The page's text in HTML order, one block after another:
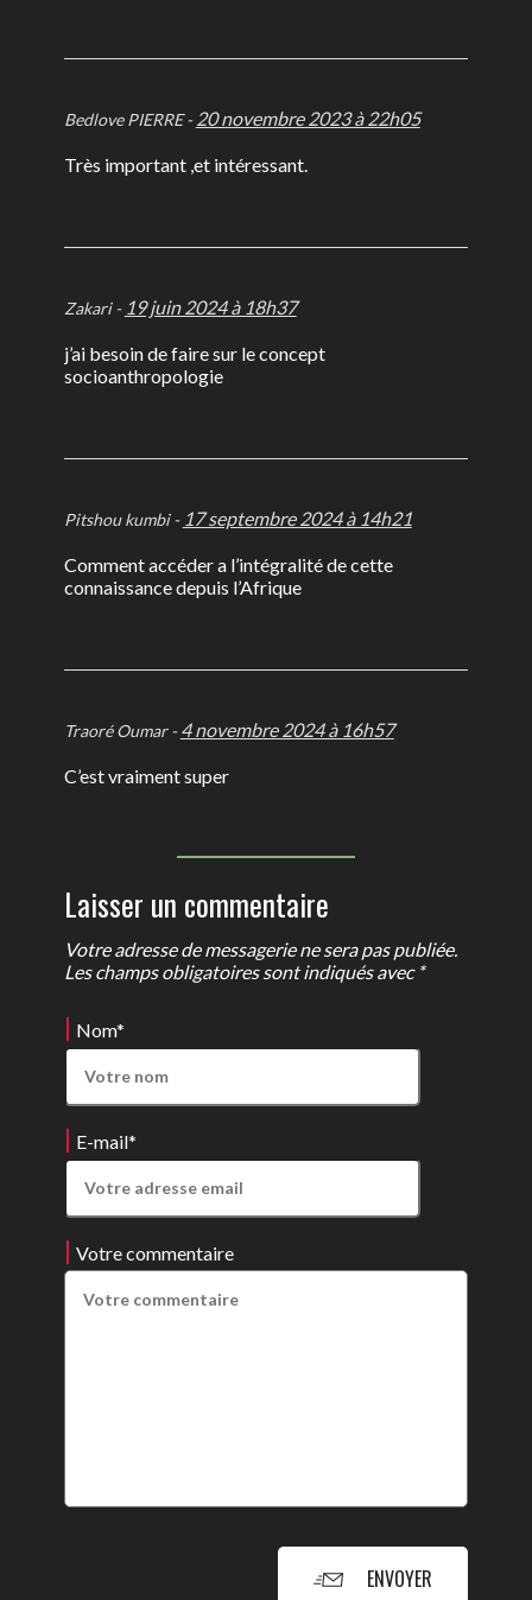
Bedlove PIERRE - 20 novembre 2023 à 22h05
Très important ,et intéressant.
Zakari - 19 juin 2024 à 18h37
j’ai besoin de faire sur le concept
socioanthropologie
Pitshou kumbi - 17 septembre 2024 à 14h21
Comment accéder a l’intégralité de cette
connaissance depuis l’Afrique
Traoré Oumar -4 novembre 2024 à 16h57
C’est vraiment super
Laisser un commentaire
Votre adresse de messagerie ne sera pas publiée.
Les champs obligatoires sont indiqués avec *
Nom*
E-mail*
Votre commentaire
ENVOYER